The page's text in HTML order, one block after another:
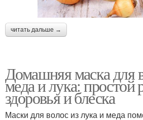
читать дальше →
Домашняя маска для
меда и лука: простой
здоровья и блеска
Маски для волос из лука и меда